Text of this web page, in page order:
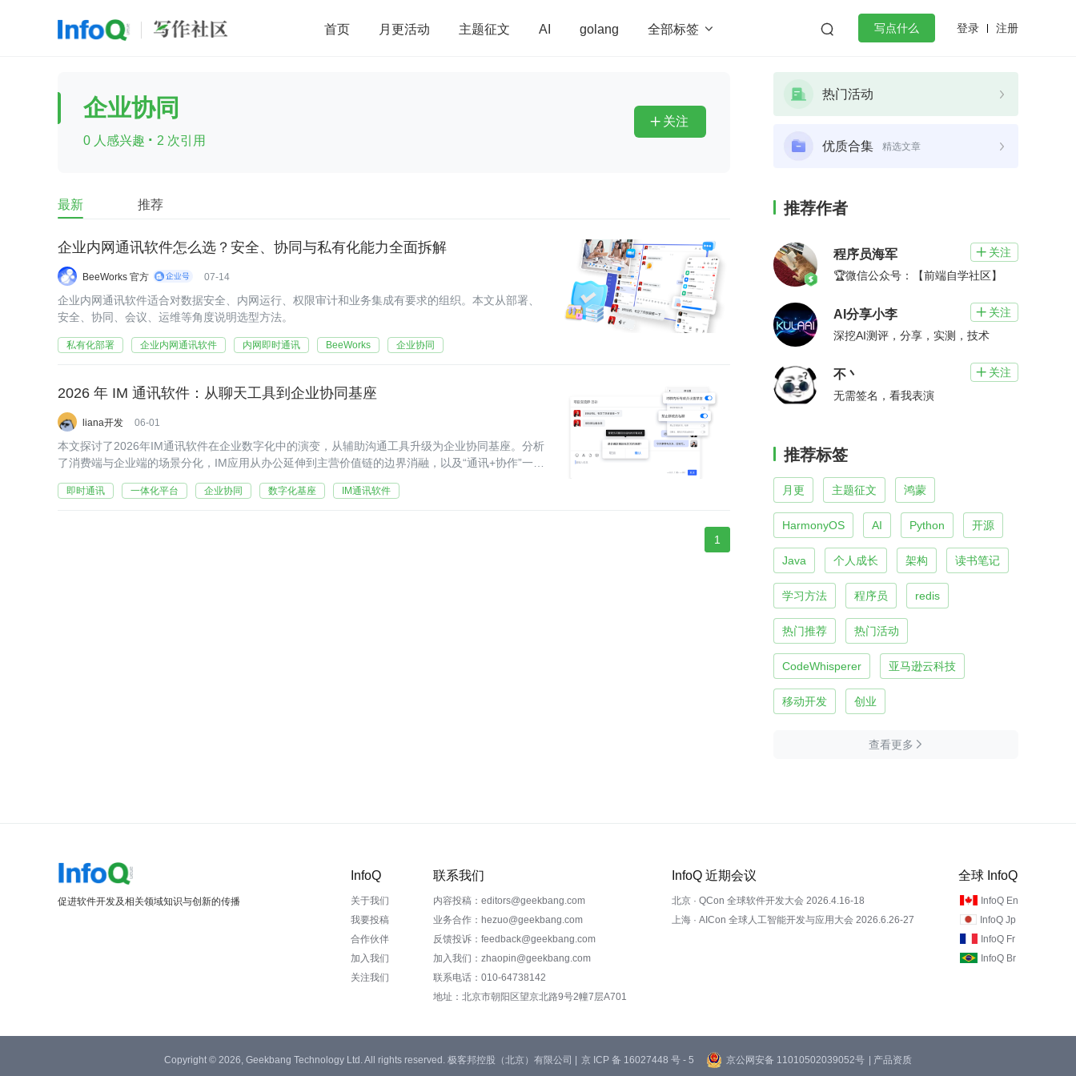
首页 月更活动 主题征文 AI golang 全部标签   写点什么 登录 注册
前端 AI redis
查看更多
企业协同
0 人感兴趣 · 2 次引用
 关注
最新 推荐
企业内网通讯软件怎么选？安全、协同与私有化能力全面拆解
BeeWorks 官方 07-14
企业内网通讯软件适合对数据安全、内网运行、权限审计和业务集成有要求的组织。本文从部署、
安全、协同、会议、运维等角度说明选型方法。
私有化部署 企业内网通讯软件 内网即时通讯 BeeWorks 企业协同
2026 年 IM 通讯软件：从聊天工具到企业协同基座
liana开发 06-01
本文探讨了2026年IM通讯软件在企业数字化中的演变，从辅助沟通工具升级为企业协同基座。分析
了消费端与企业端的场景分化，IM应用从办公延伸到主营价值链的边界消融，以及“通讯+协作”一体
即时通讯 一体化平台 企业协同 数字化基座 IM通讯软件
1
热门活动
优质合集 精选文章
推荐作者
程序员海军  关注
🏆微信公众号：【前端自学社区】
AI分享小李  关注
深挖AI测评，分享，实测，技术
不丶  关注
无需签名，看我表演
推荐标签
月更 主题征文 鸿蒙
HarmonyOS AI Python 开源
Java 个人成长 架构 读书笔记
学习方法 程序员 redis
热门推荐 热门活动
CodeWhisperer 亚马逊云科技
移动开发 创业
查看更多 
促进软件开发及相关领域知识与创新的传播
InfoQ
关于我们
我要投稿
合作伙伴
加入我们
关注我们
联系我们
内容投稿：editors@geekbang.com
业务合作：hezuo@geekbang.com
反馈投诉：feedback@geekbang.com
加入我们：zhaopin@geekbang.com
联系电话：010-64738142
地址：北京市朝阳区望京北路9号2幢7层A701
InfoQ 近期会议
北京 · QCon 全球软件开发大会 2026.4.16-18
上海 · AICon 全球人工智能开发与应用大会 2026.6.26-27
全球 InfoQ
InfoQ En
InfoQ Jp
InfoQ Fr
InfoQ Br
Copyright © 2026, Geekbang Technology Ltd. All rights reserved. 极客邦控股（北京）有限公司 | 京 ICP 备 16027448 号 - 5 京公网安备 11010502039052号 | 产品资质